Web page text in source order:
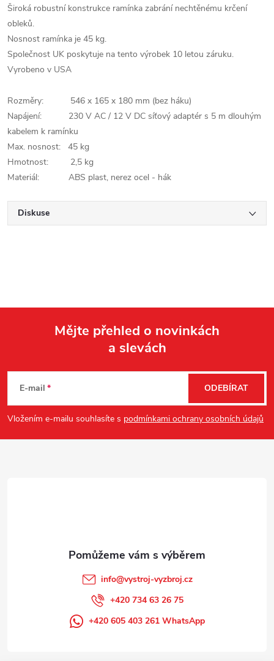
Široká robustní konstrukce ramínka zabrání nechtěnému krčení
obleků.
Nosnost ramínka je 45 kg.
Společnost UK poskytuje na tento výrobek 10 letou záruku.
Vyrobeno v USA
Rozměry: 546 x 165 x 180 mm (bez háku)
Napájení: 230 V AC / 12 V DC síťový adaptér s 5 m dlouhým
kabelem k ramínku
Max. nosnost: 45 kg
Hmotnost: 2,5 kg
Materiál: ABS plast, nerez ocel - hák
Diskuse
p
a
Mějte přehled o novinkách
a slevách
E-mail
Vložením e-mailu souhlasíte s podmínkami ochrany osobních údajů
ODEBÍRAT
info@vystroj-vyzbroj.cz
+420 734 63 26 75
+420 605 403 261 WhatsApp